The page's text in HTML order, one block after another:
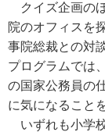
クイズ企画の
院のオフィスを
事院総裁との対
プログラムでは
の国家公務員の
に気になること
いずれも小学